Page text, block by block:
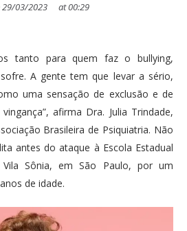
29/03/2023 at00:29
tanto para quem faz o bullying,
A gente tem que levar a sério,
uma sensação de exclusão e de
afirma Dra. Julia Trindade,
Brasileira de Psiquiatria. Não
antes do ataque à Escola Estadual
Sônia, em São Paulo, por um
de idade.